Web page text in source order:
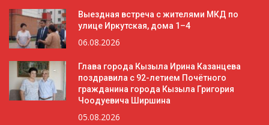
Выездная встреча с жителями МКД по
улице Иркутская, дома 1–4
06.08.2026
Глава города Кызыла Ирина Казанцева
поздравила с 92-летием Почётного
гражданина города Кызыла Григория
Чоодуевича Ширшина
05.08.2026